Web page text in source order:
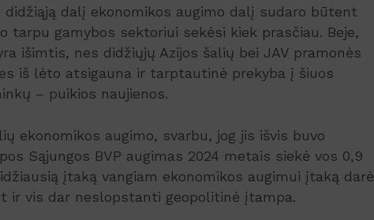
didžiąją dalį ekonomikos augimo dalį sudaro būtent
tarpu gamybos sektoriui sekėsi kiek prasčiau. Beje,
išimtis, nes didžiųjų Azijos šalių bei JAV pramonės
iš lėto atsigauna ir tarptautinė prekyba į šiuos
– puikios naujienos.
ekonomikos augimo, svarbu, jog jis išvis buvo
Sąjungos BVP augimas 2024 metais siekė vos 0,9
įtaką vangiam ekonomikos augimui įtaką darė
ir vis dar neslopstanti geopolitinė įtampa.